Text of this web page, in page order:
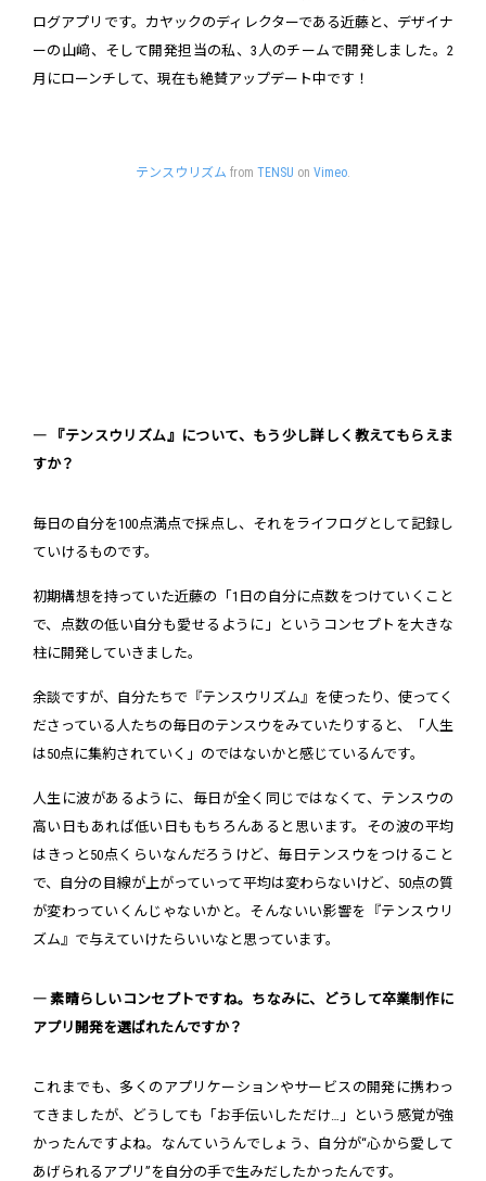
ログアプリです。カヤックのディレクターである近藤と、デザイナ
ーの山﨑、そして開発担当の私、3人のチームで開発しました。2
月にローンチして、現在も絶賛アップデート中です！
テンスウリズム from TENSU on Vimeo
― 『テンスウリズム』について、もう少し詳しく教えてもらえま
すか？
毎日の自分を100点満点で採点し、それをライフログとして記録し
ていけるものです。
初期構想を持っていた近藤の「1日の自分に点数をつけていくこと
で、点数の低い自分も愛せるように」というコンセプトを大きな
柱に開発していきました。
余談ですが、自分たちで『テンスウリズム』を使ったり、使ってく
ださっている人たちの毎日のテンスウをみていたりすると、「人生
は50点に集約されていく」のではないかと感じているんです。
人生に波があるように、毎日が全く同じではなくて、テンスウの
高い日もあれば低い日ももちろんあると思います。その波の平均
はきっと50点くらいなんだろうけど、毎日テンスウをつけること
で、自分の目線が上がっていって平均は変わらないけど、50点の質
が変わっていくんじゃないかと。そんないい影響を『テンスウリ
ズム』で与えていけたらいいなと思っています。
― 素晴らしいコンセプトですね。ちなみに、どうして卒業制作に
アプリ開発を選ばれたんですか？
これまでも、多くのアプリケーションやサービスの開発に携わっ
てきましたが、どうしても「お手伝いしただけ…」という感覚が強
かったんですよね。なんていうんでしょう、自分が“心から愛して
あげられるアプリ”を自分の手で生みだしたかったんです。